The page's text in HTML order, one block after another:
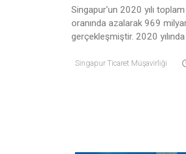
Singapur'un 2020 yılı
oranında azalarak 969
gerçekleşmiştir. 2020 yılında
Singapur Ticaret Müşavirliği